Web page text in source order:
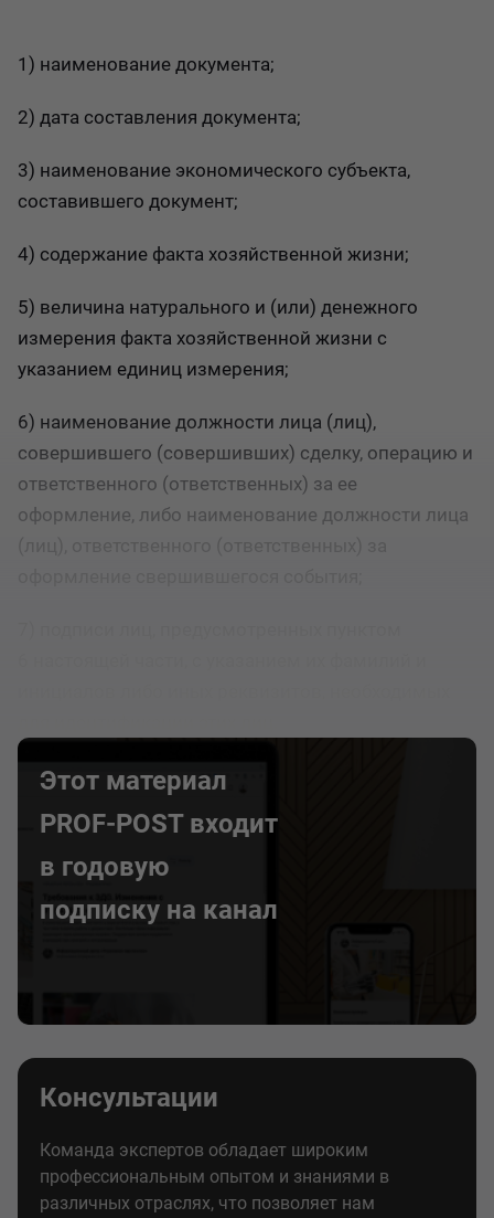
1) наименование документа;
2) дата составления документа;
3) наименование экономического субъекта,
составившего документ;
4) содержание факта хозяйственной жизни;
5) величина натурального и (или) денежного
измерения факта хозяйственной жизни с
указанием единиц измерения;
6) наименование должности лица (лиц),
совершившего (совершивших) сделку, операцию и
ответственного (ответственных) за ее
оформление, либо наименование должности лица
Этот материал
PROF-POST входит
в годовую
подписку на канал
Консультации
Команда экспертов обладает широким
профессиональным опытом и знаниями в
различных отраслях, что позволяет нам